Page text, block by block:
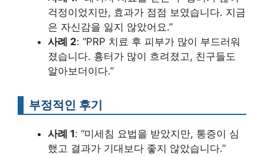
걱정이었지만, 효과가 점점 보였습니다. 지금
은 자신감을 잃지 않았어요.”
사례 2: “PRP 치료 후 피부가 많이 부드러워
졌습니다. 흉터가 많이 흐려졌고, 친구들도
알아보더이다.”
부정적인 후기
사례 1: “미세침 요법을 받았지만, 통증이 심
했고 결과가 기대보다 좋지 않았습니다.”